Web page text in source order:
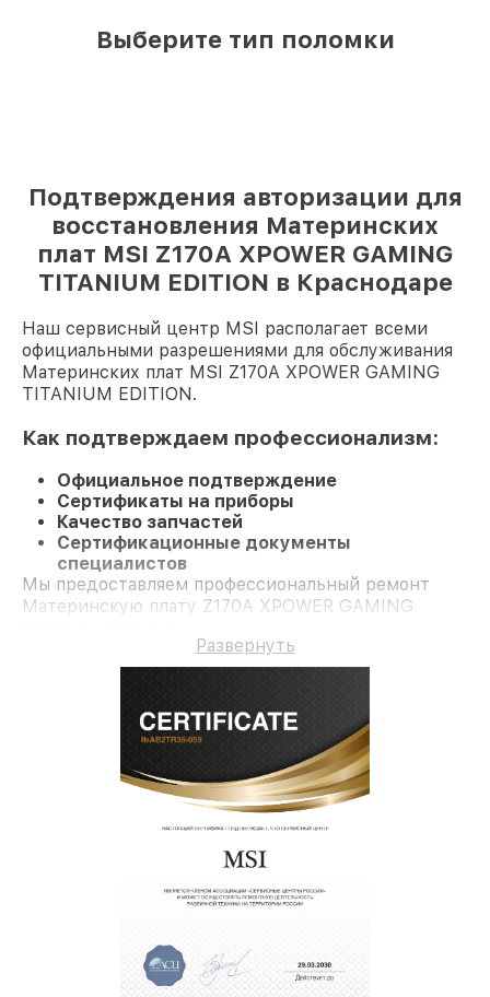
Выберите тип поломки
Подтверждения авторизации для
восстановления Материнских
плат MSI Z170A XPOWER GAMING
TITANIUM EDITION в Краснодаре
Наш сервисный центр MSI располагает всеми
официальными разрешениями для обслуживания
Материнских плат MSI Z170A XPOWER GAMING
TITANIUM EDITION.
Как подтверждаем профессионализм:
Официальное подтверждение
Сертификаты на приборы
Качество запчастей
Сертификационные документы
специалистов
Мы предоставляем профессиональный ремонт
Материнскую плату Z170A XPOWER GAMING
Развернуть